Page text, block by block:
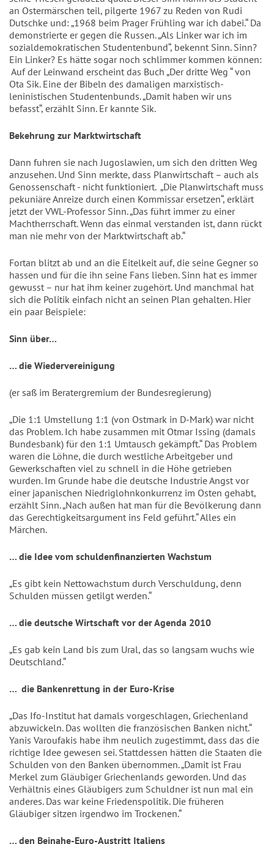
an Ostermärschen teil, pilgerte 1967 zu Reden von Rudi
Dutschke und: „1968 beim Prager Frühling war ich dabei.“ Da
demonstrierte er gegen die Russen. „Als Linker war ich im
sozialdemokratischen Studentenbund“, bekennt Sinn. Sinn?
Ein Linker? Es hätte sogar noch schlimmer kommen können:
Auf der Leinwand erscheint das Buch „Der dritte Weg “ von
Ota Sik. Eine der Bibeln des damaligen marxistisch-
leninistischen Studentenbunds. „Damit haben wir uns
befasst“, erzählt Sinn. Er kannte Sik.
Bekehrung zur Marktwirtschaft
Dann fuhren sie nach Jugoslawien, um sich den dritten Weg
anzusehen. Und Sinn merkte, dass Planwirtschaft – auch als
Genossenschaft - nicht funktioniert. „Die Planwirtschaft muss
pekuniäre Anreize durch einen Kommissar ersetzen“, erklärt
jetzt der VWL-Professor Sinn. „Das führt immer zu einer
Machtherrschaft. Wenn das einmal verstanden ist, dann rückt
man nie mehr von der Marktwirtschaft ab.“
Fortan blitzt ab und an die Eitelkeit auf, die seine Gegner so
hassen und für die ihn seine Fans lieben. Sinn hat es immer
gewusst – nur hat ihm keiner zugehört. Und manchmal hat
sich die Politik einfach nicht an seinen Plan gehalten. Hier
ein paar Beispiele:
Sinn über…
… die Wiedervereinigung
(er saß im Beratergremium der Bundesregierung)
„Die 1:1 Umstellung 1:1 (von Ostmark in D-Mark) war nicht
das Problem. Ich habe zusammen mit Otmar Issing (damals
Bundesbank) für den 1:1 Umtausch gekämpft.“ Das Problem
waren die Löhne, die durch westliche Arbeitgeber und
Gewerkschaften viel zu schnell in die Höhe getrieben
wurden. Im Grunde habe die deutsche Industrie Angst vor
einer japanischen Niedriglohnkonkurrenz im Osten gehabt,
erzählt Sinn. „Nach außen hat man für die Bevölkerung dann
das Gerechtigkeitsargument ins Feld geführt.“ Alles ein
Märchen.
… die Idee vom schuldenfinanzierten Wachstum
„Es gibt kein Nettowachstum durch Verschuldung, denn
Schulden müssen getilgt werden.“
… die deutsche Wirtschaft vor der Agenda 2010
„Es gab kein Land bis zum Ural, das so langsam wuchs wie
Deutschland.“
… die Bankenrettung in der Euro-Krise
„Das Ifo-Institut hat damals vorgeschlagen, Griechenland
abzuwickeln. Das wollten die französischen Banken nicht.“
Yanis Varoufakis habe ihm neulich zugestimmt, dass das die
richtige Idee gewesen sei. Stattdessen hätten die Staaten die
Schulden von den Banken übernommen. „Damit ist Frau
Merkel zum Gläubiger Griechenlands geworden. Und das
Verhältnis eines Gläubigers zum Schuldner ist nun mal ein
anderes. Das war keine Friedenspolitik. Die früheren
Gläubiger sitzen irgendwo im Trockenen.“
… den Beinahe-Euro-Austritt Italiens